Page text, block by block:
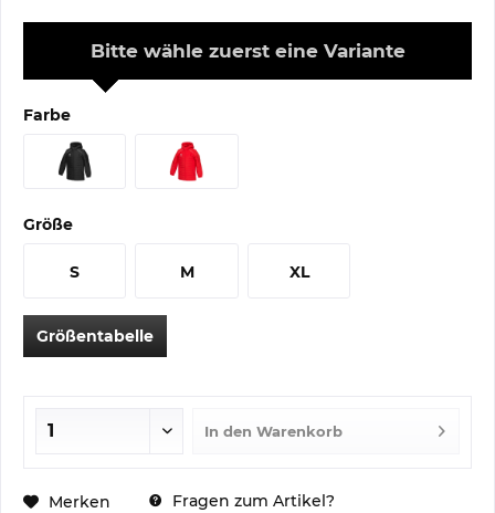
Bitte wähle zuerst eine Variante
Farbe
Größe
S M XL
Größentabelle
In den Warenkorb
Merken Fragen zum Artikel?